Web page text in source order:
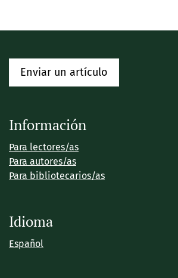
Enviar un artículo
Información
Para lectores/as
Para autores/as
Para bibliotecarios/as
Idioma
Español